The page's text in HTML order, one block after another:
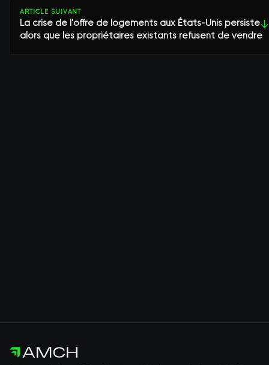
ARTICLE SUIVANT
La crise de l'offre de logements aux États-Unis persiste
alors que les propriétaires existants refusent de vendre
↓